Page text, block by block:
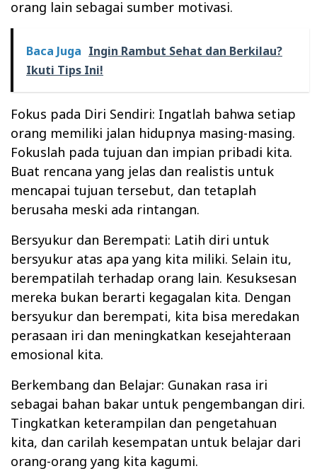
orang lain sebagai sumber motivasi.
Baca Juga Ingin Rambut Sehat dan Berkilau?
Ikuti Tips Ini!
Fokus pada Diri Sendiri: Ingatlah bahwa setiap
orang memiliki jalan hidupnya masing-masing.
Fokuslah pada tujuan dan impian pribadi kita.
Buat rencana yang jelas dan realistis untuk
mencapai tujuan tersebut, dan tetaplah
berusaha meski ada rintangan.
Bersyukur dan Berempati: Latih diri untuk
bersyukur atas apa yang kita miliki. Selain itu,
berempatilah terhadap orang lain. Kesuksesan
mereka bukan berarti kegagalan kita. Dengan
bersyukur dan berempati, kita bisa meredakan
perasaan iri dan meningkatkan kesejahteraan
emosional kita.
Berkembang dan Belajar: Gunakan rasa iri
sebagai bahan bakar untuk pengembangan diri.
Tingkatkan keterampilan dan pengetahuan
kita, dan carilah kesempatan untuk belajar dari
orang-orang yang kita kagumi.